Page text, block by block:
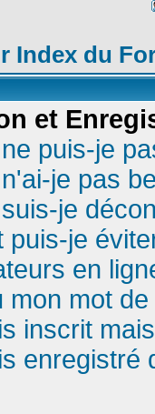
Index du
et
puis-je
je pas
je
puis-je
en
mon mot
inscrit
enregistré